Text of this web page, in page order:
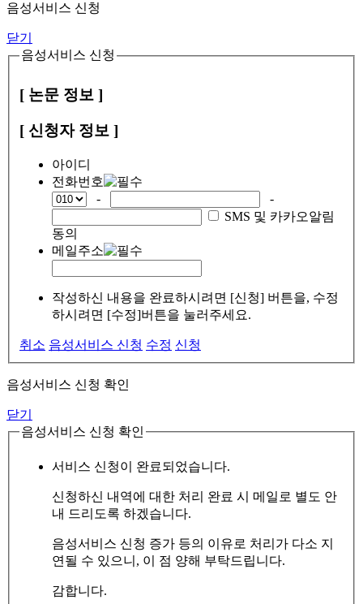
음성서비스 신청
닫기
음성서비스 신청
[ 논문 정보 ]
[ 신청자 정보 ]
아이디
전화번호
-
-
SMS 및 카카오알림
동의
메일주소
작성하신 내용을 완료하시려면 [신청] 버튼을, 수정
하시려면 [수정]버튼을 눌러주세요.
취소 음성서비스 신청 수정 신청
음성서비스 신청 확인
닫기
음성서비스 신청 확인
서비스 신청이 완료되었습니다.
신청하신 내역에 대한 처리 완료 시 메일로 별도 안
내 드리도록 하겠습니다.
음성서비스 신청 증가 등의 이유로 처리가 다소 지
연될 수 있으니, 이 점 양해 부탁드립니다.
감합니다.